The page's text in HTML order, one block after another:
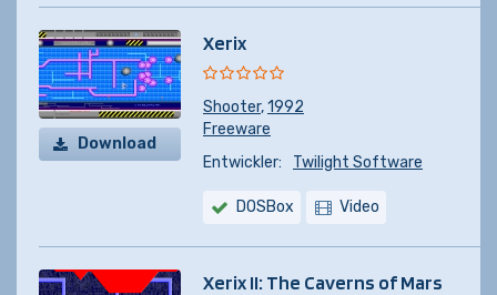
Download
Xerix
Shooter,1992
Freeware
Entwickler:
Twilight Software
DOSBox Video
Xerix II: The Caverns of Mars